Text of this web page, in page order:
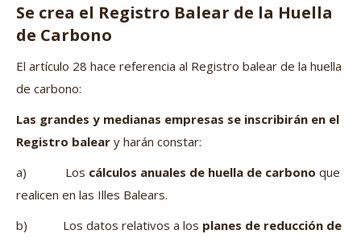
Se crea el Registro Balear de la Huella
de Carbono
El artículo 28 hace referencia al Registro balear de la huella
de carbono:
Las grandes y medianas empresas se inscribirán en el
Registro balear y harán constar:
a) Los cálculos anuales de huella de carbono que
realicen en las Illes Balears.
b) Los datos relativos a los planes de reducción de